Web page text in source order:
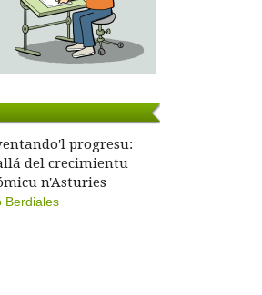
progresu:
del crecimientu
n'Asturies
Berdiales